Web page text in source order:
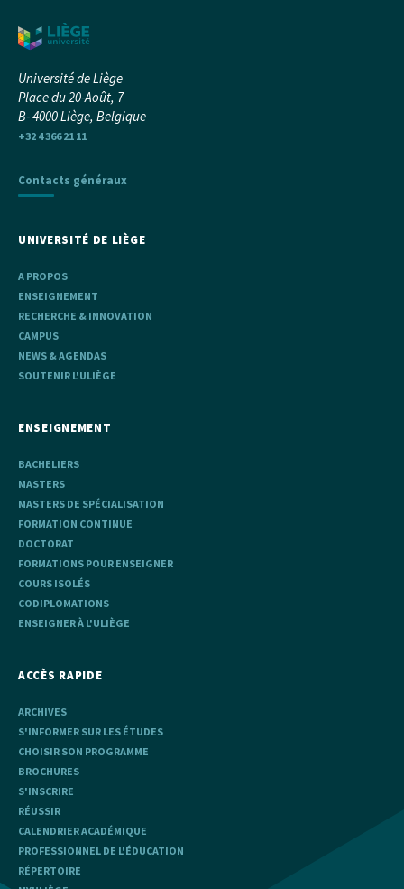
Université de Liège
Place du 20-Août, 7
B- 4000 Liège, Belgique
+32 4 366 21 11
Contacts généraux
UNIVERSITÉ DE LIÈGE
A PROPOS
ENSEIGNEMENT
RECHERCHE & INNOVATION
CAMPUS
NEWS & AGENDAS
SOUTENIR L'ULIÈGE
ENSEIGNEMENT
BACHELIERS
MASTERS
MASTERS DE SPÉCIALISATION
FORMATION CONTINUE
DOCTORAT
FORMATIONS POUR ENSEIGNER
COURS ISOLÉS
CODIPLOMATIONS
ENSEIGNER À L'ULIÈGE
ACCÈS RAPIDE
ARCHIVES
S'INFORMER SUR LES ÉTUDES
CHOISIR SON PROGRAMME
BROCHURES
S'INSCRIRE
RÉUSSIR
CALENDRIER ACADÉMIQUE
PROFESSIONNEL DE L'ÉDUCATION
RÉPERTOIRE